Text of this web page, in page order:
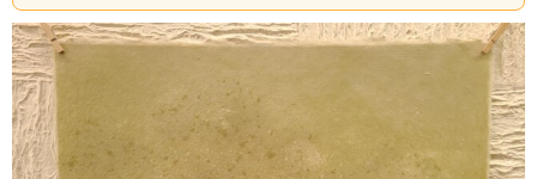
『和紙処 東堀の紙屋』でも多数販売中！
ぜひこちらもご覧ください。
【サイズ】